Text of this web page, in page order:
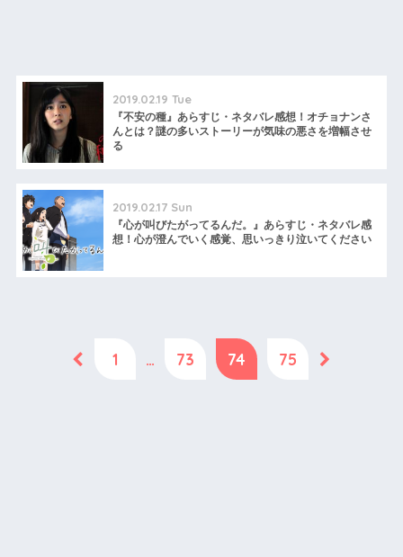
2019.02.19 Tue
『不安の種』あらすじ・ネタバレ感想！オチョナンさ
んとは？謎の多いストーリーが気味の悪さを増幅させ
る
2019.02.17 Sun
『心が叫びたがってるんだ。』あらすじ・ネタバレ感
想！心が澄んでいく感覚、思いっきり泣いてください
1 … 73 74 75